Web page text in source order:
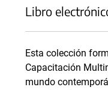
Libro
Esta colección
Capacitación
mundo